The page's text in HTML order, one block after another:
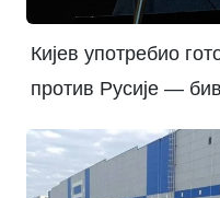
Кијев употребио
против Русије —